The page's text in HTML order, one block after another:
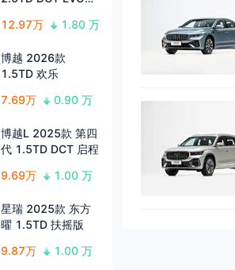
12.97万 1.80 万
博越 2026款
1.5TD 欢乐
7.69万
0.90 万
博越L 2025款 第四
代 1.5TD DCT 启程
9.69万
1.00 万
星瑞 2025款 东方
曜 1.5TD 扶摇版
9.87万
1.00 万